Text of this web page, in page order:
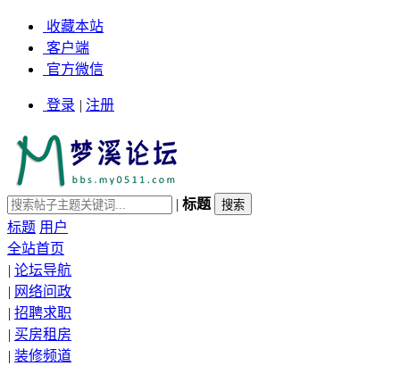
收藏本站
客户端
官方微信
登录 | 注册
| 标题
标题 用户
全站首页
| 论坛导航
| 网络问政
| 招聘求职
| 买房租房
| 装修频道